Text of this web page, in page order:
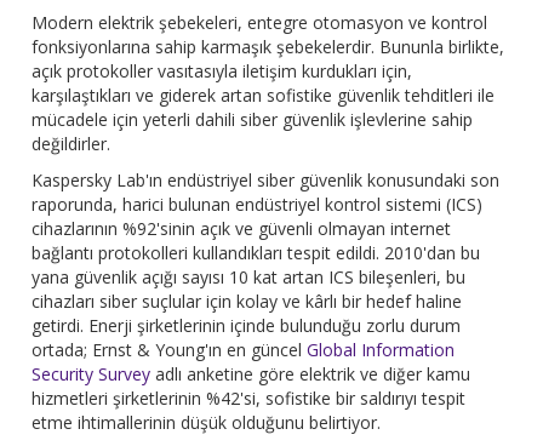
Modern elektrik şebekeleri, entegre otomasyon ve kontrol
fonksiyonlarına sahip karmaşık şebekelerdir. Bununla birlikte,
açık protokoller vasıtasıyla iletişim kurdukları için,
karşılaştıkları ve giderek artan sofistike güvenlik tehditleri ile
mücadele için yeterli dahili siber güvenlik işlevlerine sahip
değildirler.
Kaspersky Lab'ın endüstriyel siber güvenlik konusundaki son
raporunda, harici bulunan endüstriyel kontrol sistemi (ICS)
cihazlarının %92'sinin açık ve güvenli olmayan internet
bağlantı protokolleri kullandıkları tespit edildi. 2010'dan bu
yana güvenlik açığı sayısı 10 kat artan ICS bileşenleri, bu
cihazları siber suçlular için kolay ve kârlı bir hedef haline
getirdi. Enerji şirketlerinin içinde bulunduğu zorlu durum
ortada; Ernst & Young'ın en güncelGlobal Information
Security Survey adlı anketine göre elektrik ve diğer kamu
hizmetleri şirketlerinin %42'si, sofistike bir saldırıyı tespit
etme ihtimallerinin düşük olduğunu belirtiyor.